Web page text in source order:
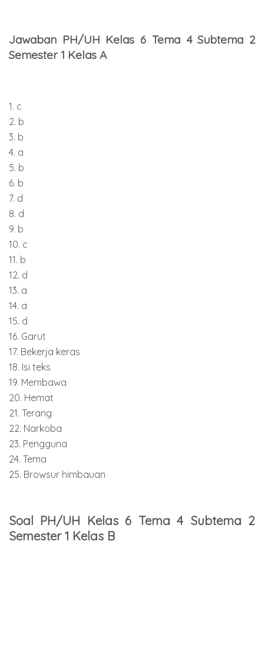
Jawaban PH/UH Kelas 6 Tema 4 Subtema 2
Semester 1 Kelas A
1. c
2. b
3. b
4. a
5. b
6. b
7. d
8. d
9. b
10. c
11. b
12. d
13. a
14. a
15. d
16. Garut
17. Bekerja keras
18. Isi teks
19. Membawa
20. Hemat
21. Terang
22. Narkoba
23. Pengguna
24. Tema
25. Browsur himbauan
Soal PH/UH Kelas 6 Tema 4 Subtema 2
Semester 1 Kelas B